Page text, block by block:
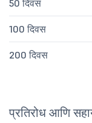
50 दिवस
100 दिवस
200 दिवस
प्रतिरोध आणि